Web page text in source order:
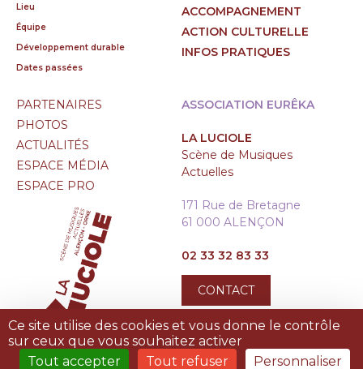
Lieu
Équipe
Développement durable
Dates passées
ACCOMPAGNEMENT
ACTION CULTURELLE
INFOS PRATIQUES
PARTENAIRES
PHOTOS
ACTUALITÉS
ESPACE MÉDIA
ESPACE PRO
ASSOCIATION EURÊKA
LA LUCIOLE
Scène de Musiques
Actuelles
171 Rue de Bretagne
61 000 ALENÇON
02 33 32 83 33
CONTACT
Ce site utilise des cookies et vous donne le contrôle
sur ceux que vous souhaitez activer
Tout accepter
Tout refuser Personnaliser